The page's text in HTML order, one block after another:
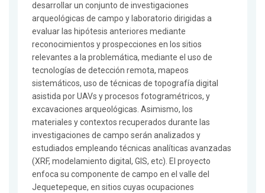
desarrollar un conjunto de investigaciones
arqueológicas de campo y laboratorio dirigidas a
evaluar las hipótesis anteriores mediante
reconocimientos y prospecciones en los sitios
relevantes a la problemática, mediante el uso de
tecnologías de detección remota, mapeos
sistemáticos, uso de técnicas de topografía digital
asistida por UAVs y procesos fotogramétricos, y
excavaciones arqueológicas. Asimismo, los
materiales y contextos recuperados durante las
investigaciones de campo serán analizados y
estudiados empleando técnicas analíticas avanzadas
(XRF, modelamiento digital, GIS, etc). El proyecto
enfoca su componente de campo en el valle del
Jequetepeque, en sitios cuyas ocupaciones